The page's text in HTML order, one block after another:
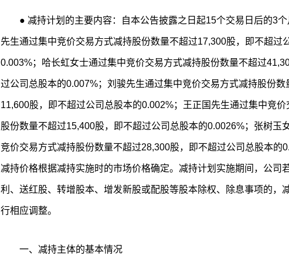
● 减持计划的主要内容：自本公告披露之日起15个交易日后的3个月内，陈礼文
先生通过集中竞价交易方式减持股份数量不超过17,300股，即不超过
0.003%；哈长虹女士通过集中竞价交易方式减持股份数量不超过
过公司总股本的0.007%；刘骏先生通过集中竞价交易方式减持股份数
11,600股，即不超过公司总股本的0.002%；王正国先生通过集中竞价
股份数量不超过15,400股，即不超过公司总股本的0.0026%；张树玉
竞价交易方式减持股份数量不超过28,300股，即不超过公司总股本的
减持价格根据减持实施时的市场价格确定。减持计划实施期间，公司
利、送红股、转增股本、增发新股或配股等股本除权、除息事项的，
行相应调整。
一、减持主体的基本情况